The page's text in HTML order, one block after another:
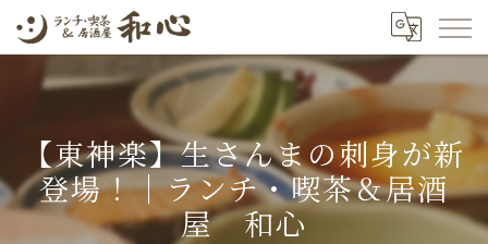
【東神楽】生さんまの刺身が新
登場！｜ランチ・喫茶＆居酒
屋 和心